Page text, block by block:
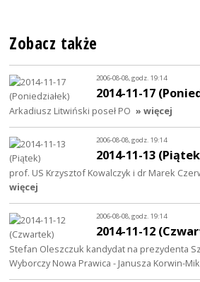
Zobacz także
2006-08-08, godz. 19:14
2014-11-17
Arkadiusz Litwiński poseł PO » więcej
2006-08-08, godz. 19:14
2014-11-13
prof. US Krzysztof Kowalczyk i dr Marek
więcej
2006-08-08, godz. 19:14
2014-11-12
Stefan Oleszczuk kandydat na prezydenta
Wyborczy Nowa Prawica - Janusza Korwin-